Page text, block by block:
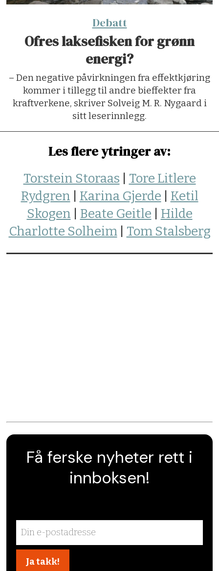
Debatt
Ofres laksefisken for grønn
energi?
– Den negative påvirkningen fra effektkjøring
kommer i tillegg til andre bieffekter fra
kraftverkene, skriver Solveig M. R. Nygaard i
sitt leserinnlegg.
Les flere ytringer av:
Torstein Storaas
Tore Litlere
Rydgren
Karina Gjerde
Ketil
Skogen
Beate Geitle
Hilde
Charlotte Solheim| Tom Stalsberg
Få ferske nyheter rett i
innboksen!